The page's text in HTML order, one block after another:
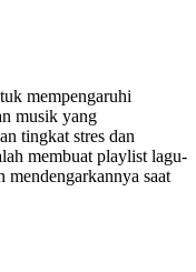
mempengaruhi
musik yang
tingkat stres dan
membuat playlist lagu-
mendengarkannya saat